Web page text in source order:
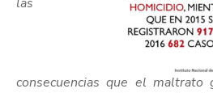
consecuencias que el